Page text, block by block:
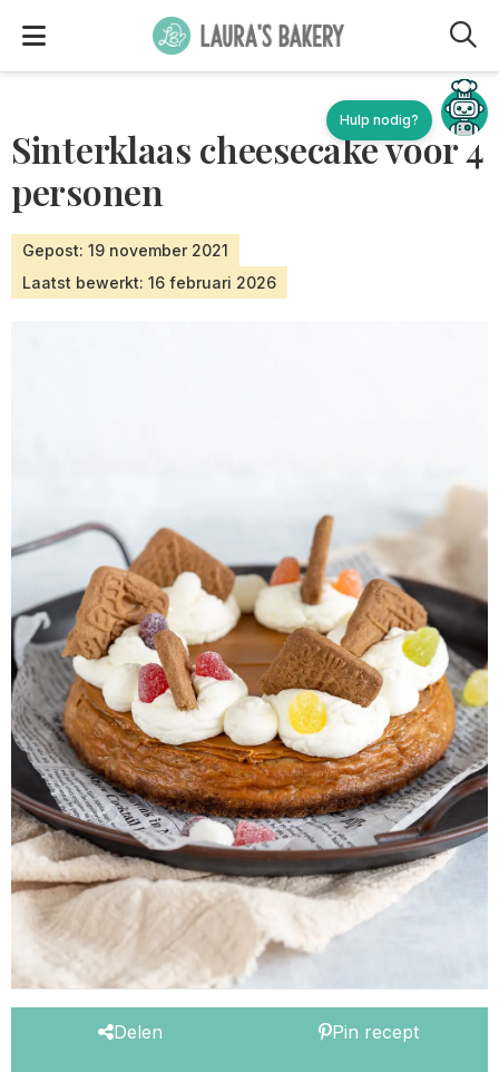
Sinterklaas cheesecake voor 4
personen
Gepost: 19 november 2021
Laatst bewerkt: 16 februari 2026
Delen Pin recept
Hulp nodig?